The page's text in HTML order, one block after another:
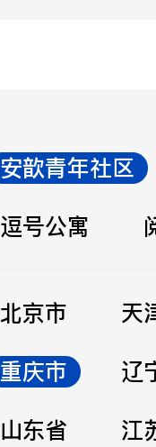
安歆青年社区
逗号公寓
北京市
天
重庆市
辽
山东省
江
立即提交